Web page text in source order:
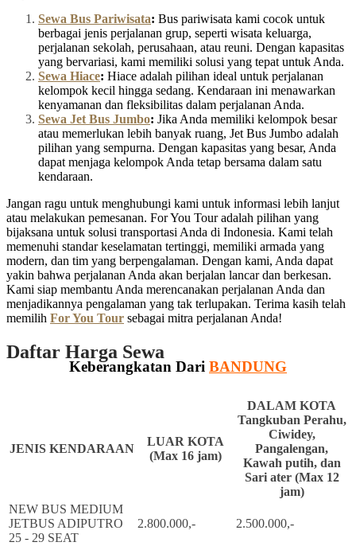
Sewa Bus Pariwisata: Bus pariwisata kami cocok untuk
berbagai jenis perjalanan grup, seperti wisata keluarga,
perjalanan sekolah, perusahaan, atau reuni. Dengan kapasitas
yang bervariasi, kami memiliki solusi yang tepat untuk Anda.
Sewa Hiace: Hiace adalah pilihan ideal untuk perjalanan
kelompok kecil hingga sedang. Kendaraan ini menawarkan
kenyamanan dan fleksibilitas dalam perjalanan Anda.
Sewa Jet Bus Jumbo: Jika Anda memiliki kelompok besar
atau memerlukan lebih banyak ruang, Jet Bus Jumbo adalah
pilihan yang sempurna. Dengan kapasitas yang besar, Anda
dapat menjaga kelompok Anda tetap bersama dalam satu
kendaraan.
Jangan ragu untuk menghubungi kami untuk informasi lebih lanjut
atau melakukan pemesanan. For You Tour adalah pilihan yang
bijaksana untuk solusi transportasi Anda di Indonesia. Kami telah
memenuhi standar keselamatan tertinggi, memiliki armada yang
modern, dan tim yang berpengalaman. Dengan kami, Anda dapat
yakin bahwa perjalanan Anda akan berjalan lancar dan berkesan.
Kami siap membantu Anda merencanakan perjalanan Anda dan
menjadikannya pengalaman yang tak terlupakan. Terima kasih telah
memilih For You Tour sebagai mitra perjalanan Anda!
Daftar Harga Sewa
Keberangkatan Dari BANDUNG
JENIS KENDARAAN
LUAR KOTA
(Max 16 jam)
DALAM KOTA
Tangkuban Perahu,
Ciwidey,
Pangalengan,
Kawah putih, dan
Sari ater (Max 12
jam)
NEW BUS MEDIUM
JETBUS ADIPUTRO
25 - 29 SEAT
2.800.000,- 2.500.000,-